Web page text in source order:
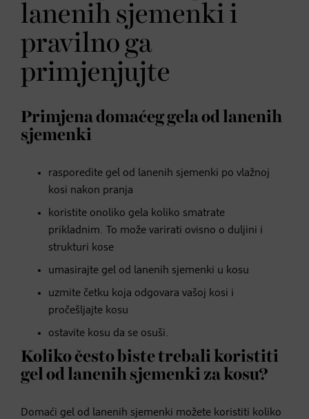
lanenih sjemenki i
pravilno ga
primjenjujte
Primjena domaćeg gela od lanenih
sjemenki
rasporedite gel od lanenih sjemenki po vlažnoj
kosi nakon pranja
koristite onoliko gela koliko smatrate
prikladnim. To može varirati ovisno o duljini i
strukturi kose
umasirajte gel od lanenih sjemenki u kosu
uzmite četku koja odgovara vašoj kosi i
pročešljajte kosu
ostavite kosu da se osuši.
Koliko često biste trebali koristiti
gel od lanenih sjemenki za kosu?
Domaći gel od lanenih sjemenki možete koristiti koliko